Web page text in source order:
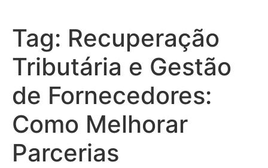
Tag: Recuperação
Tributária e Gestão
de Fornecedores:
Como Melhorar
Parcerias